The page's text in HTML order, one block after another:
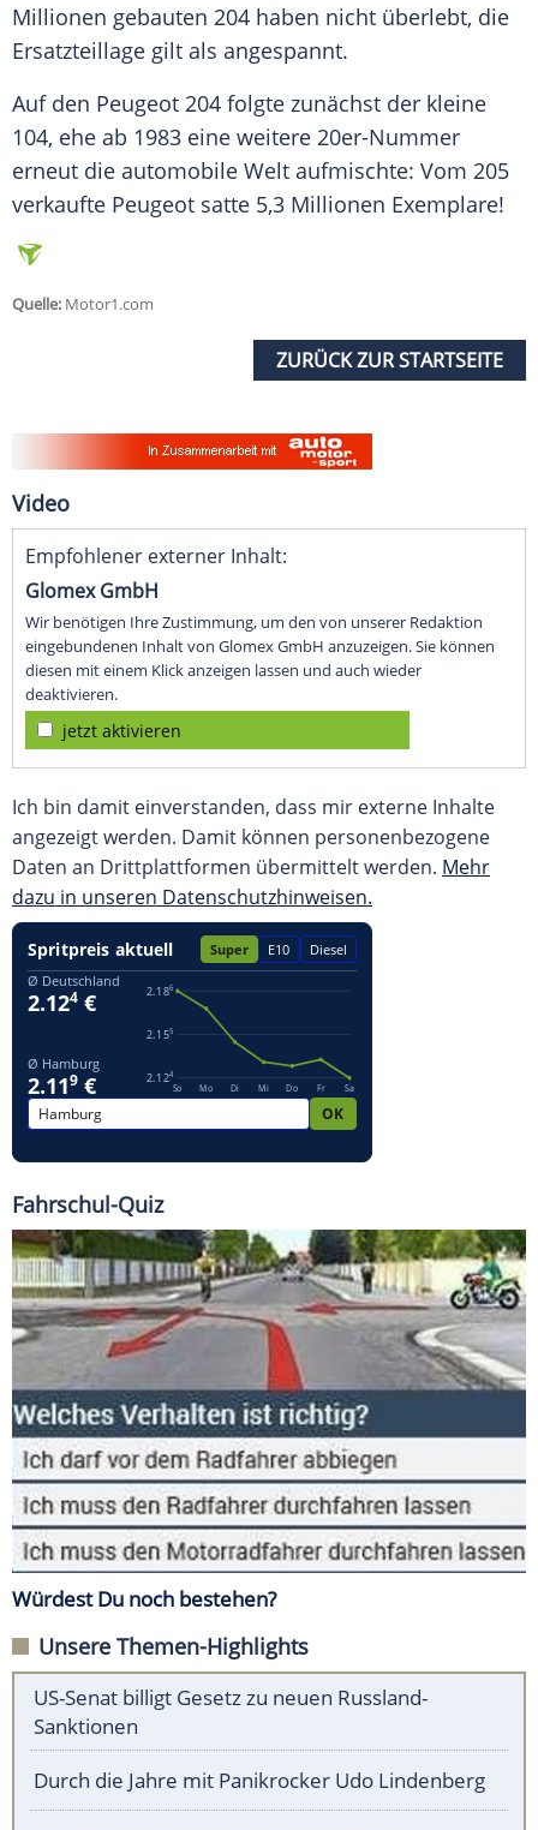
Millionen gebauten 204 haben nicht überlebt, die
Ersatzteillage gilt als angespannt.
Auf den Peugeot 204 folgte zunächst der kleine
104, ehe ab 1983 eine weitere 20er-Nummer
erneut die automobile Welt aufmischte: Vom 205
verkaufte Peugeot satte 5,3 Millionen Exemplare!
Quelle: Motor1.com
ZURÜCK ZUR STARTSEITE
Video
Empfohlener externer Inhalt:
Glomex GmbH
Wir benötigen Ihre Zustimmung, um den von unserer Redaktion
eingebundenen Inhalt von Glomex GmbH anzuzeigen. Sie können
diesen mit einem Klick anzeigen lassen und auch wieder
deaktivieren.
jetzt aktivieren
Ich bin damit einverstanden, dass mir externe Inhalte
angezeigt werden. Damit können personenbezogene
Daten an Drittplattformen übermittelt werden. Mehr
dazu in unseren Datenschutzhinweisen.
Fahrschul-Quiz
Würdest Du noch bestehen?
Unsere Themen-Highlights
US-Senat billigt Gesetz zu neuen Russland-
Sanktionen
Durch die Jahre mit Panikrocker Udo Lindenberg